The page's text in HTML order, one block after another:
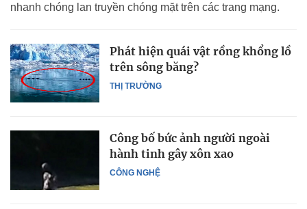
nhanh chóng lan truyền chóng mặt trên các trang mạng.
THỊ TRƯỜNG
Phát hiện quái vật rồng khổng lồ
trên sông băng?
CÔNG NGHỆ
Công bố bức ảnh người ngoài
hành tinh gây xôn xao